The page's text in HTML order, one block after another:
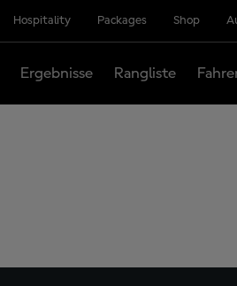
Hospitality Packages Shop
Ergebnisse Rangliste